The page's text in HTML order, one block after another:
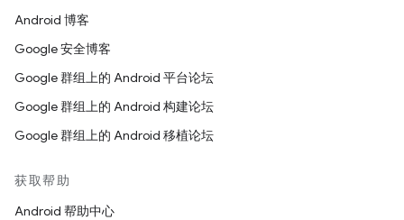
Android 博客
Google 安全博客
Google 群组上的 Android 平台论坛
Google 群组上的 Android 构建论坛
Google 群组上的 Android 移植论坛
获取帮助
Android 帮助中心